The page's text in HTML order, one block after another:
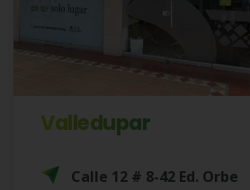
Valledupar
Calle 12 # 8-42 Ed. Orbe